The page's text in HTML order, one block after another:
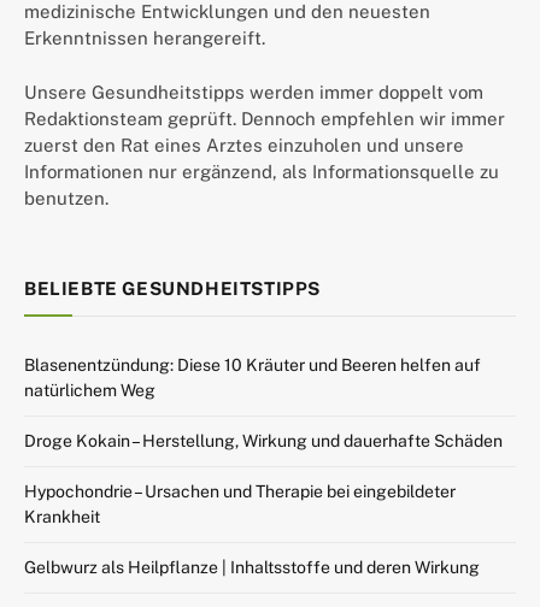
medizinische Entwicklungen und den neuesten
Erkenntnissen herangereift.
Unsere Gesundheitstipps werden immer doppelt vom
Redaktionsteam geprüft. Dennoch empfehlen wir immer
zuerst den Rat eines Arztes einzuholen und unsere
Informationen nur ergänzend, als Informationsquelle zu
benutzen.
BELIEBTE GESUNDHEITSTIPPS
Blasenentzündung: Diese 10 Kräuter und Beeren helfen auf
natürlichem Weg
Droge Kokain – Herstellung, Wirkung und dauerhafte Schäden
Hypochondrie – Ursachen und Therapie bei eingebildeter
Krankheit
Gelbwurz als Heilpflanze | Inhaltsstoffe und deren Wirkung